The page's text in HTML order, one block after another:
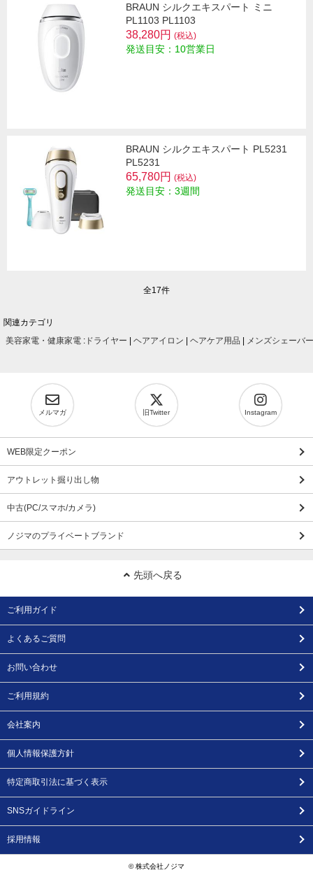
BRAUN シルクエキスパート ミニ
PL1103 PL1103
38,280円 (税込)
発送目安：10営業日
BRAUN シルクエキスパート PL5231
PL5231
65,780円 (税込)
発送目安：3週間
全17件
関連カテゴリ
美容家電・健康家電 : ドライヤー ヘアアイロン ヘアケア用品 メンズシェーバー
メルマガ 旧Twitter Instagram
WEB限定クーポン
アウトレット掘り出し物
中古(PC/スマホ/カメラ)
ノジマのプライベートブランド
先頭へ戻る
ご利用ガイド
よくあるご質問
お問い合わせ
ご利用規約
会社案内
個人情報保護方針
特定商取引法に基づく表示
SNSガイドライン
採用情報
© 株式会社ノジマ